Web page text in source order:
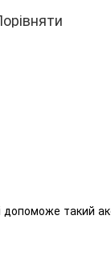
допоможе такий